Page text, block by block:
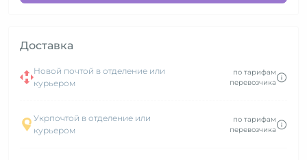
Доставка
Новой почтой в отделение или
курьером
по тарифам
перевозчика
Укрпочтой в отделение или
курьером
по тарифам
перевозчика